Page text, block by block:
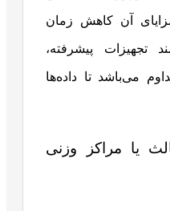
آن کاهش زمان
تجهیزات پیشرفته،
می‌باشد تا داده‌ها
یا مراکز وزنی